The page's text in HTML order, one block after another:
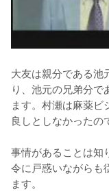
大友は親分である池
り、池元の兄弟分
ます。村瀬は麻薬
良しとしなかったの
事情があることは知
令に戸惑いながらも
ます。